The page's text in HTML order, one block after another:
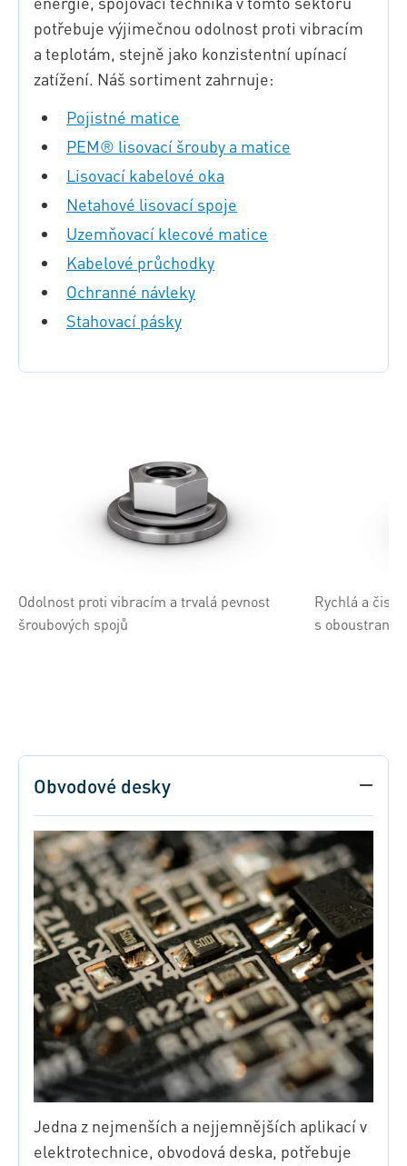
potřebuje výjimečnou odolnost proti vibracím
a teplotám, stejně jako konzistentní upínací
zatížení. Náš sortiment zahrnuje:
Pojistné matice
PEM® lisovací šrouby a matice
Lisovací kabelové oka
Netahové lisovací spoje
Uzemňovací klecové matice
Kabelové průchodky
Ochranné návleky
Stahovací pásky
Odolnost proti vibracím a trvalá pevnost
šroubových spojů
Rychlá a
s
Obvodové desky
Jedna z nejmenších a nejjemnějších aplikací v
elektrotechnice, obvodová deska, potřebuje